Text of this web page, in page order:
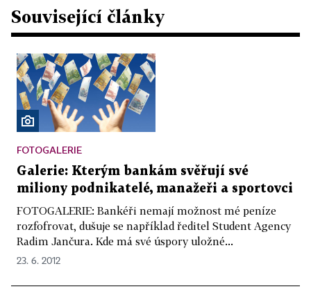
Související články
FOTOGALERIE
Galerie: Kterým bankám svěřují své
miliony podnikatelé, manažeři a sportovci
FOTOGALERIE: Bankéři nemají možnost mé peníze
rozfofrovat, dušuje se například ředitel Student Agency
Radim Jančura. Kde má své úspory uložné...
23. 6. 2012